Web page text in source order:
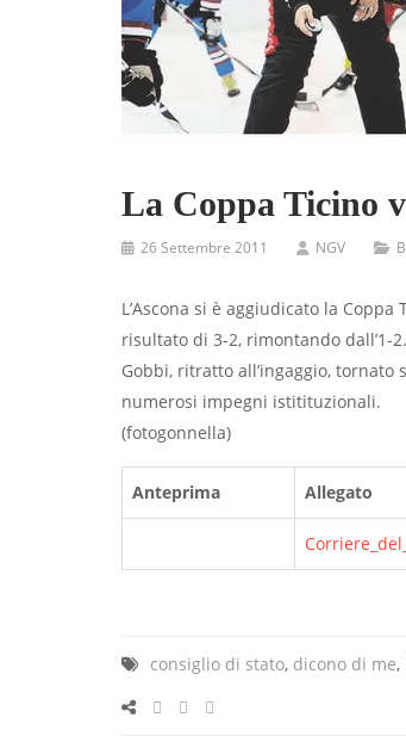
La Coppa Ticino
26 Settembre 2011 NGV
L’Ascona si è aggiudicato la
risultato di 3-2, rimontando dall’1-
Gobbi, ritratto all’ingaggio,
numerosi impegni istitituzionali.
(fotogonnella)
Anteprima Allegato
consiglio di stato, dicono di me,